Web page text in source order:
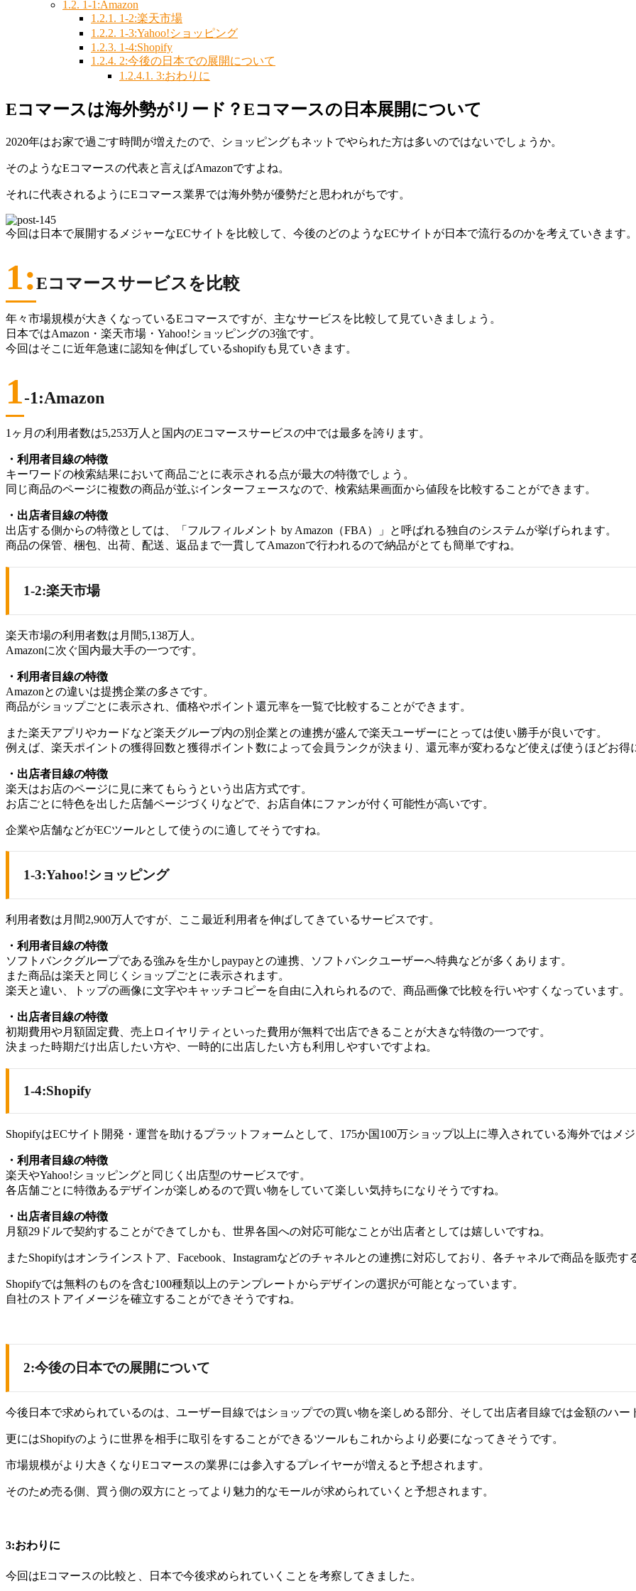
1.2. 1-1:Amazon
1.2.1. 1-2:楽天市場
1.2.2. 1-3:Yahoo!ショッピング
1.2.3. 1-4:Shopify
1.2.4. 2:今後の日本での展開について
1.2.4.1. 3:おわりに
Eコマースは海外勢がリード？Eコマースの日本展開について
2020年はお家で過ごす時間が増えたので、ショッピングもネットでやられた方は多いのではないでしょうか。
そのようなEコマースの代表と言えばAmazonですよね。
それに代表されるようにEコマース業界では海外勢が優勢だと思われがちです。
今回は日本で展開するメジャーなECサイトを比較して、今後のどのようなECサイトが日本で流行るのかを考えていきます。
1:Eコマースサービスを比較
年々市場規模が大きくなっているEコマースですが、主なサービスを比較して見ていきましょう。
日本ではAmazon・楽天市場・Yahoo!ショッピングの3強です。
今回はそこに近年急速に認知を伸ばしているshopifyも見ていきます。
1-1:Amazon
1ヶ月の利用者数は5,253万人と国内のEコマースサービスの中では最多を誇ります。
・利用者目線の特徴
キーワードの検索結果において商品ごとに表示される点が最大の特徴でしょう。
同じ商品のページに複数の商品が並ぶインターフェースなので、検索結果画面から値段を比較することができます。
・出店者目線の特徴
出店する側からの特徴としては、「フルフィルメント by Amazon（FBA）」と呼ばれる独自のシステムが挙げられます。
商品の保管、梱包、出荷、配送、返品まで一貫してAmazonで行われるので納品がとても簡単ですね。
1-2:楽天市場
楽天市場の利用者数は月間5,138万人。
Amazonに次ぐ国内最大手の一つです。
・利用者目線の特徴
Amazonとの違いは提携企業の多さです。
商品がショップごとに表示され、価格やポイント還元率を一覧で比較することができます。
また楽天アプリやカードなど楽天グループ内の別企業との連携が盛んで楽天ユーザーにとっては使い勝手が良いです。
例えば、楽天ポイントの獲得回数と獲得ポイント数によって会員ランクが決まり、還元率が変わるなど使えば使うほどお得
・出店者目線の特徴
楽天はお店のページに見に来てもらうという出店方式です。
お店ごとに特色を出した店舗ページづくりなどで、お店自体にファンが付く可能性が高いです。
企業や店舗などがECツールとして使うのに適してそうですね。
1-3:Yahoo!ショッピング
利用者数は月間2,900万人ですが、ここ最近利用者を伸ばしてきているサービスです。
・利用者目線の特徴
ソフトバンクグループである強みを生かしpaypayとの連携、ソフトバンクユーザーへ特典などが多くあります。
また商品は楽天と同じくショップごとに表示されます。
楽天と違い、トップの画像に文字やキャッチコピーを自由に入れられるので、商品画像で比較を行いやすくなっています。
・出店者目線の特徴
初期費用や月額固定費、売上ロイヤリティといった費用が無料で出店できることが大きな特徴の一つです。
決まった時期だけ出店したい方や、一時的に出店したい方も利用しやすいですよね。
1-4:Shopify
ShopifyはECサイト開発・運営を助けるプラットフォームとして、175か国100万ショップ以上に導入されている海外ではメ
・利用者目線の特徴
楽天やYahoo!ショッピングと同じく出店型のサービスです。
各店舗ごとに特徴あるデザインが楽しめるので買い物をしていて楽しい気持ちになりそうですね。
・出店者目線の特徴
月額29ドルで契約することができてしかも、世界各国への対応可能なことが出店者としては嬉しいですね。
またShopifyはオンラインストア、Facebook、Instagramなどのチャネルとの連携に対応しており、各チャネルで商品を販売す
Shopifyでは無料のものを含む100種類以上のテンプレートからデザインの選択が可能となっています。
自社のストアイメージを確立することができそうですね。
2:今後の日本での展開について
今後日本で求められているのは、ユーザー目線ではショップでの買い物を楽しめる部分、そして出店者目線では金額のハー
更にはShopifyのように世界を相手に取引をすることができるツールもこれからより必要になってきそうです。
市場規模がより大きくなりEコマースの業界には参入するプレイヤーが増えると予想されます。
そのため売る側、買う側の双方にとってより魅力的なモールが求められていくと予想されます。
3:おわりに
今回はEコマースの比較と、日本で今後求められていくことを考察してきました。